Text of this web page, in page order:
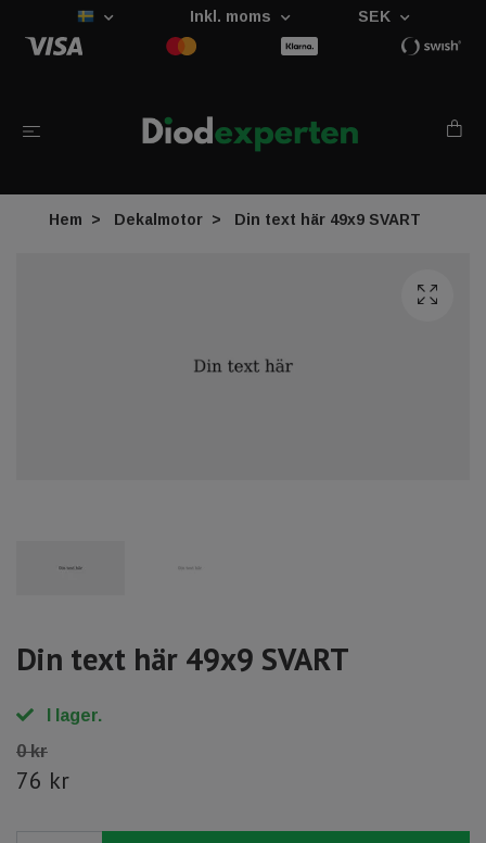
Inkl. moms SEK
Hem Dekalmotor Din text här 49x9 SVART
Din text här 49x9 SVART
I lager.
0 kr
76 kr